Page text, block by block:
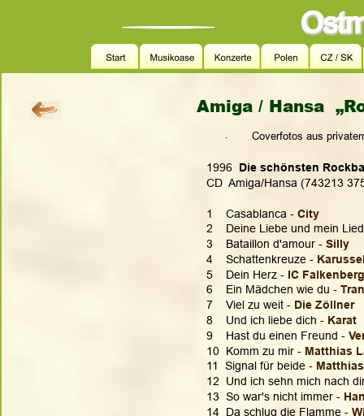
Amiga / Hansa
. Coverfotos aus
1996 Die schönsten
CD  Amiga/Hansa (743213
1    Casablanca - City
2    Deine Liebe und mein
3    Bataillon d'amour - Silly
4    Schattenkreuze -
5    Dein Herz - IC Falkenberg
6    Ein Mädchen wie du -
7    Viel zu weit - Die Zöllner
8    Und ich liebe dich - Karat
9    Hast du einen Freund -
10  Komm zu mir - Matthias
11  Signal für beide -
12  Und ich sehn mich nach
13  So war's nicht immer -
14  Da schlug die Flamme -